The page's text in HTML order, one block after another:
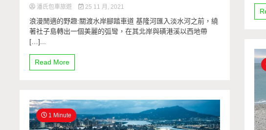
潘氏包車旅遊 25 11 月, 2021
浪漫閒適的野趣:關渡水岸腳踏車道 基隆河匯入淡水河之前，繞
著社子島轉出一個美麗的弧彎，在其北岸與磺港溪以西地帶
[…]...
Read More
1 Minute